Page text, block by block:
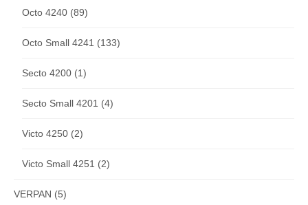
Octo 4240 (89)
Octo Small 4241 (133)
Secto 4200 (1)
Secto Small 4201 (4)
Victo 4250 (2)
Victo Small 4251 (2)
VERPAN (5)